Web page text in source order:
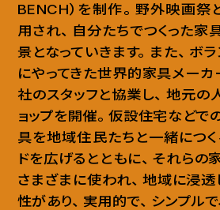
BENCH）を制作。 野外映画祭
用され、 自分たちでつくった家
景となっていきます。 また、 ボラ
にやってきた世界的家具メーカ
社のスタッフと協業し、 地元の
ョップを開催。 仮設住宅などで
具を地域住民たちと一緒につ
ドを広げるとともに、 それらの
さまざまに使われ、 地域に浸透
性があり、 実用的で、 シンプルで